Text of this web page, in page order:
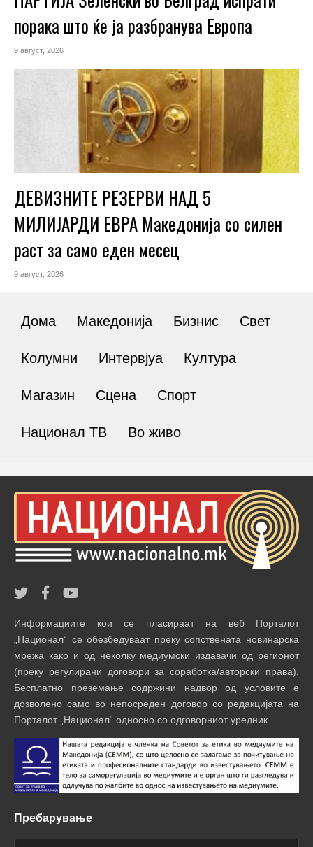
порака што ќе ја разбранува Европа
9 август, 2026
ДЕВИЗНИТЕ РЕЗЕРВИ НАД 5
МИЛИЈАРДИ ЕВРА Македонија со силен
раст за само еден месец
9 август, 2026
Дома Македонија Бизнис Свет
Колумни Интервјуа Култура
Магазин Сцена Спорт
Национал ТВ Во живо
Информациите кои се пласираат на веб Порталот
„Национал“ се обезбедуваат преку сопствената новинарска
мрежа како и од неколку медиумски издавачи од регионот
(преку регулирани договори за соработка/авторски права).
Бесплатно преземање содржини надвор од условите е
дозволено само во непосреден договор со редакцијата на
Порталот „Национал“ односно со одговорниот уредник.
Пребарување